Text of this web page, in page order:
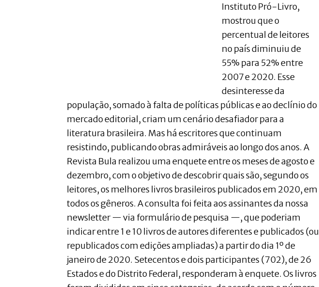
Instituto Pró-Livro,
mostrou que o
percentual de leitores
no país diminuiu de
55% para 52% entre
2007 e 2020. Esse
desinteresse da
população, somado à falta de políticas públicas e ao declínio do
mercado editorial, criam um cenário desafiador para a
literatura brasileira. Mas há escritores que continuam
resistindo, publicando obras admiráveis ao longo dos anos. A
Revista Bula realizou uma enquete entre os meses de agosto e
dezembro, com o objetivo de descobrir quais são, segundo os
leitores, os melhores livros brasileiros publicados em 2020, em
todos os gêneros. A consulta foi feita aos assinantes da nossa
newsletter — via formulário de pesquisa —, que poderiam
indicar entre 1 e 10 livros de autores diferentes e publicados (ou
republicados com edições ampliadas) a partir do dia 1º de
janeiro de 2020. Setecentos e dois participantes (702), de 26
Estados e do Distrito Federal, responderam à enquete. Os livros